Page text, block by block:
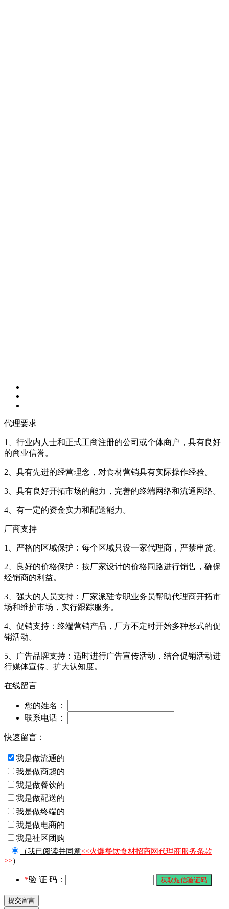
代理要求
1、行业内人士和正式工商注册的公司或个体商户，具有良好
的商业信誉。
2、具有先进的经营理念，对食材营销具有实际操作经验。
3、具有良好开拓市场的能力，完善的终端网络和流通网络。
4、有一定的资金实力和配送能力。
厂商支持
1、严格的区域保护：每个区域只设一家代理商，严禁串货。
2、良好的价格保护：按厂家设计的价格同路进行销售，确保
经销商的利益。
3、强大的人员支持：厂家派驻专职业务员帮助代理商开拓市
场和维护市场，实行跟踪服务。
4、促销支持：终端营销产品，厂方不定时开始多种形式的促
销活动。
5、广告品牌支持：适时进行广告宣传活动，结合促销活动进
行媒体宣传、扩大认知度。
在线留言
您的姓名：
联系电话：
快速留言：
我是做流通的
我是做商超的
我是做餐饮的
我是做配送的
我是做终端的
我是做电商的
我是社区团购
（我已阅读并同意<<火爆餐饮食材招商网代理商服务条款
>>）
*验 证 码：